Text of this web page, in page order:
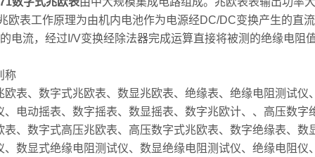
欧表工作原理为由机内电池作为电源经DC/DC变换产生的直
电流，经过I/V变换经除法器完成运算直接将被测的绝缘电阻
称
欧表、数字式兆欧表、数显兆欧表、绝缘表、绝缘电阻测试
、电动摇表、数字摇表、数显摇表、数字兆欧计、、高压数
表、数字式高压兆欧表、高压数字式兆欧表、数字绝缘表、
、数显式绝缘电阻测试仪、数显绝缘电阻测试仪、绝缘电阻